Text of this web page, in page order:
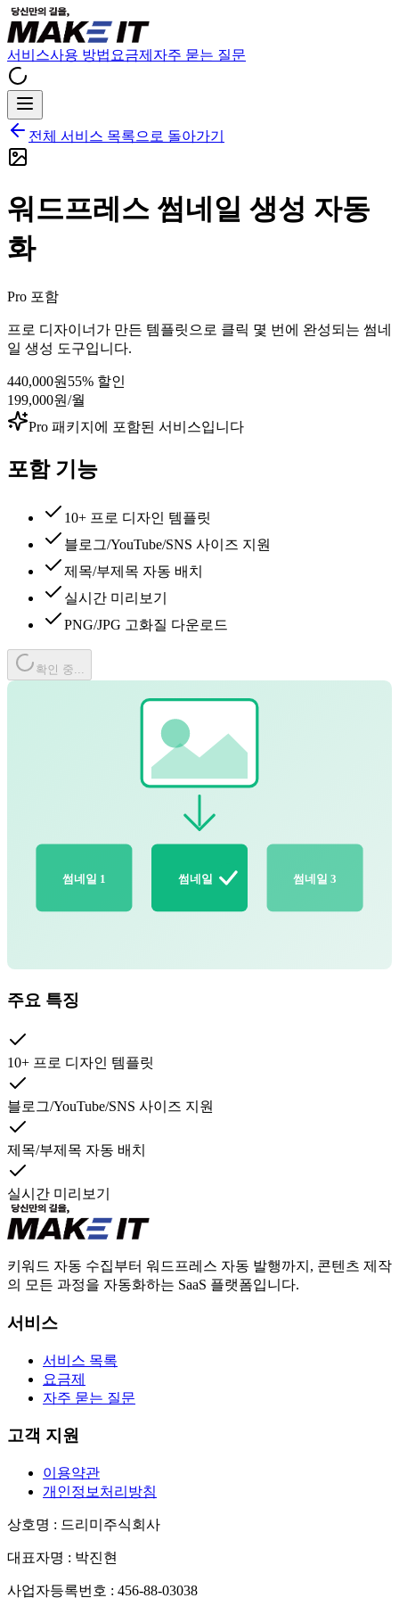
서비스사용 방법 요금제 자주 묻는 질문
전체 서비스 목록으로 돌아가기
워드프레스 썸네일 생성 자동
화
Pro 포함
프로 디자이너가 만든 템플릿으로 클릭 몇 번에 완성되는 썸네
일 생성 도구입니다.
440,000원 55% 할인
199,000원/월
Pro 패키지에 포함된 서비스입니다
포함 기능
10+ 프로 디자인 템플릿
블로그/YouTube/SNS 사이즈 지원
제목/부제목 자동 배치
실시간 미리보기
PNG/JPG 고화질 다운로드
확인 중...
썸네일 1 썸네일 2 썸네일 3
주요 특징
10+ 프로 디자인 템플릿
블로그/YouTube/SNS 사이즈 지원
제목/부제목 자동 배치
실시간 미리보기
키워드 자동 수집부터 워드프레스 자동 발행까지, 콘텐츠 제작
의 모든 과정을 자동화하는 SaaS 플랫폼입니다.
서비스
서비스 목록
요금제
자주 묻는 질문
고객 지원
이용약관
개인정보처리방침
상호명 : 드리미주식회사
대표자명 : 박진현
사업자등록번호 : 456-88-03038